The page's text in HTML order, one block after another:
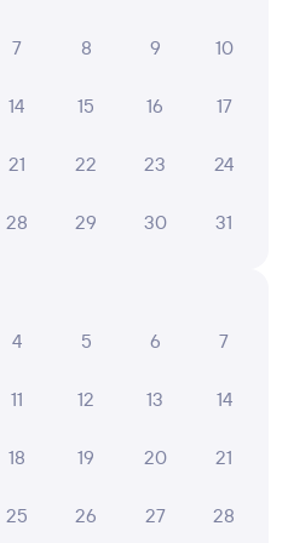
в Адлер
20:46
6, 7, 8 августа Маршрут
8,9
в Адлер
10:09
7 8 9 10
14 15 16 17
21 22 23 24
28 29 30 31
4 5 6 7
11 12 13 14
18 19 20 21
25 26 27 28